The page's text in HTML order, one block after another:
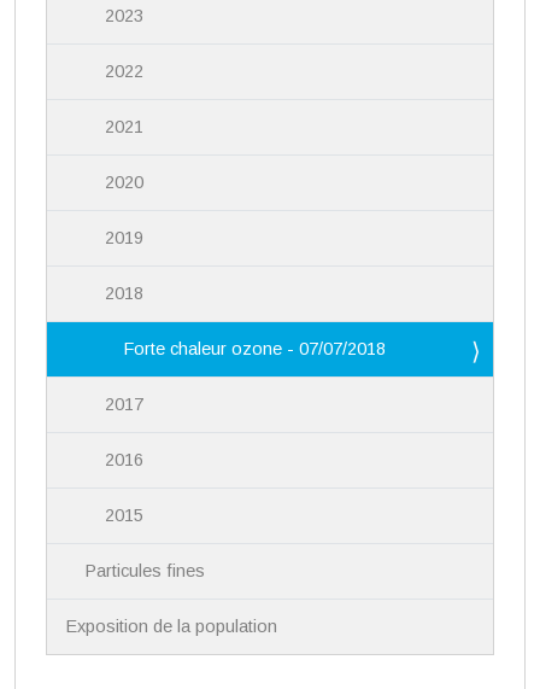
2023
2022
2021
2020
2019
2018
Forte chaleur ozone - 07/07/2018
2017
2016
2015
Particules fines
Exposition de la population